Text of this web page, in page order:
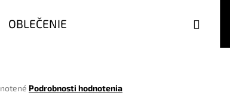
OBLEČENIE MÓDNA
Hľadať
Podrobnosti hodnotenia